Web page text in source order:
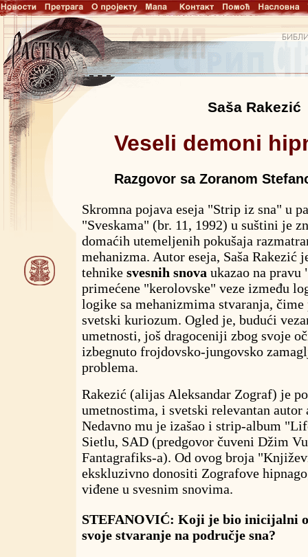
Saša Rakezić
Veseli demoni
Razgovor sa Zoranom
Skromna pojava eseja "Strip iz sna" u
"Sveskama" (br. 11, 1992) u suštini je
domaćih utemeljenih pokušaja
mehanizma. Autor eseja, Saša Rakezić
tehnike svesnih snova ukazao na
primećene "kerolovske" veze između
logike sa mehanizmima stvaranja,
svetski kuriozum. Ogled je, budući
umetnosti, još dragoceniji zbog svoje
izbegnuto frojdovsko-jungovsko
problema.
Rakezić (alijas Aleksandar Zograf) je
umetnostima, i svetski relevantan
Nedavno mu je izašao i strip-album
Sietlu, SAD (predgovor čuveni Džim
Fantagrafiks-a). Od ovog broja
ekskluzivno donositi Zografove
viđene u svesnim snovima.
STEFANOVIĆ: Koji je bio inicijalni
svoje stvaranje na područje sna?